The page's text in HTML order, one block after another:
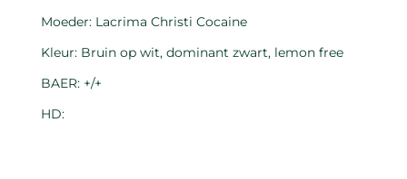
Moeder: Lacrima Christi Cocaine
Kleur: Bruin op wit, dominant zwart, lemon free
BAER: +/+
HD: